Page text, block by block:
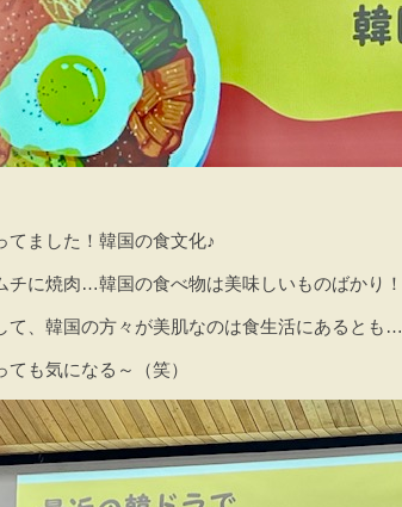
てました！韓国の食文化♪
チに焼肉…韓国の食べ物は美味しいものばかり！
て、韓国の方々が美肌なのは食生活にあるとも…
ても気になる～（笑）